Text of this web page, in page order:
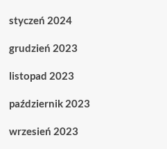
styczeń 2024
grudzień 2023
listopad 2023
październik 2023
wrzesień 2023